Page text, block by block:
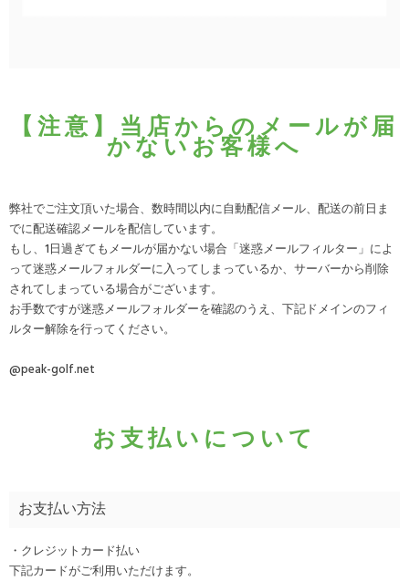
【注意】当店からのメールが届
かないお客様へ
弊社でご注文頂いた場合、数時間以内に自動配信メール、配送の前日ま
でに配送確認メールを配信しています。
もし、1日過ぎてもメールが届かない場合「迷惑メールフィルター」によ
って迷惑メールフォルダーに入ってしまっているか、サーバーから削除
されてしまっている場合がございます。
お手数ですが迷惑メールフォルダーを確認のうえ、下記ドメインのフィ
ルター解除を行ってください。
@peak-golf.net
お支払いについて
お支払い方法
・クレジットカード払い
下記カードがご利用いただけます。